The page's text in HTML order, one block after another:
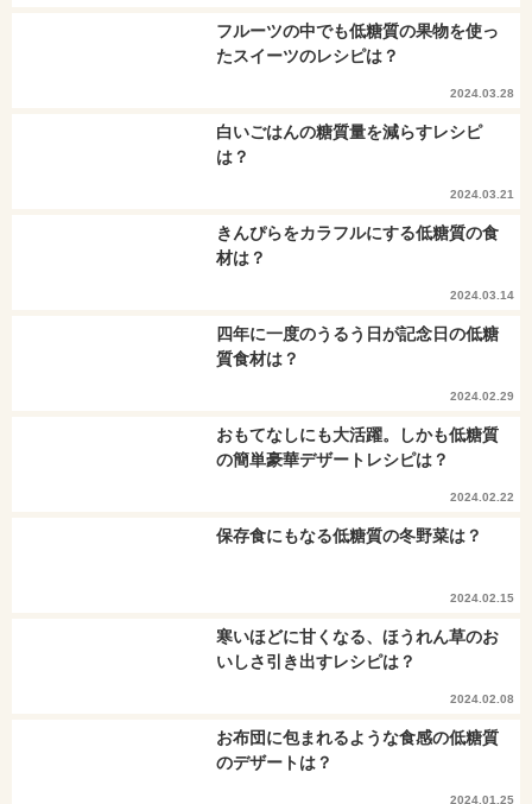
フルーツの中でも低糖質の果物を使っ
たスイーツのレシピは？
2024.03.28
白いごはんの糖質量を減らすレシピ
は？
2024.03.21
きんぴらをカラフルにする低糖質の食
材は？
2024.03.14
四年に一度のうるう日が記念日の低糖
質食材は？
2024.02.29
おもてなしにも大活躍。しかも低糖質
の簡単豪華デザートレシピは？
2024.02.22
保存食にもなる低糖質の冬野菜は？
2024.02.15
寒いほどに甘くなる、ほうれん草のお
いしさ引き出すレシピは？
2024.02.08
お布団に包まれるような食感の低糖質
のデザートは？
2024.01.25